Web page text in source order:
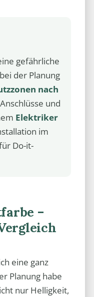
gefährliche
der Planung
nach
und
Elektriker
im
Do-it-
–
eine ganz
Planung habe
nur Helligkeit,